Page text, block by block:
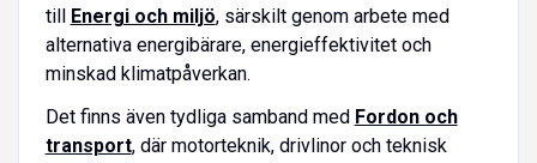
till Energi och miljö, särskilt genom arbete med
alternativa energibärare, energieffektivitet och
minskad klimatpåverkan.
Det finns även tydliga samband med Fordon och
transport, där motorteknik, drivlinor och teknisk